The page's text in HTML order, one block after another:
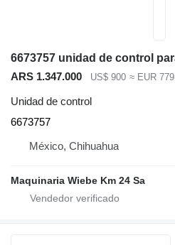
ARS 1.347.000 US$ 900 ≈ EUR 779
Unidad de control
6673757
México, Chihuahua
Maquinaria Wiebe Km 24 Sa